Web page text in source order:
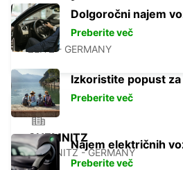
ZEITZ
ZEITZ - GERMANY
CHEMNITZ
CHEMNITZ - GERMANY
Dolgoročni najem
Preberite več
Izkoristite popust za
Preberite več
Najem električnih
Preberite več